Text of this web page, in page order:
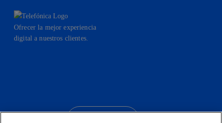
Ofrecer la mejor experiencia
digital a nuestros clientes.